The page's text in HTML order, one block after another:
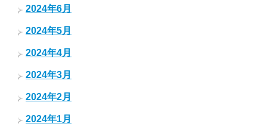
2024年6月
2024年5月
2024年4月
2024年3月
2024年2月
2024年1月